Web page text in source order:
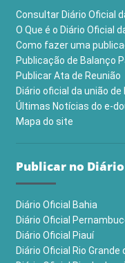
Consultar Diário Oficial
O Que é o Diário Oficial
Como fazer uma
Publicação de Balanço
Publicar Ata de Reunião
Diário oficial da união de
Últimas Notícias do e-
Mapa do site
Publicar no
Diário Oficial Bahia
Diário Oficial
Diário Oficial Piauí
Diário Oficial Rio Grande